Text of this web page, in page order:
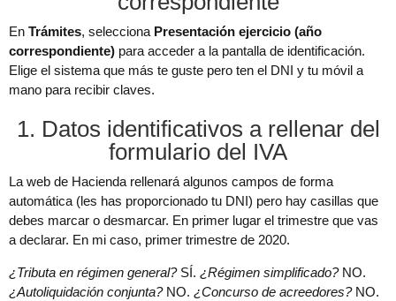
En Trámites, selecciona Presentación ejercicio (año
correspondiente) para acceder a la pantalla de identificación.
Elige el sistema que más te guste pero ten el DNI y tu móvil a
mano para recibir claves.
1. Datos identificativos a rellenar del
formulario del IVA
La web de Hacienda rellenará algunos campos de forma
automática (les has proporcionado tu DNI) pero hay casillas que
debes marcar o desmarcar. En primer lugar el trimestre que vas
a declarar. En mi caso, primer trimestre de 2020.
¿Tributa en régimen general?SÍ. ¿Régimen simplificado?NO.
¿Autoliquidación conjunta?NO. ¿Concurso de acreedores?NO.